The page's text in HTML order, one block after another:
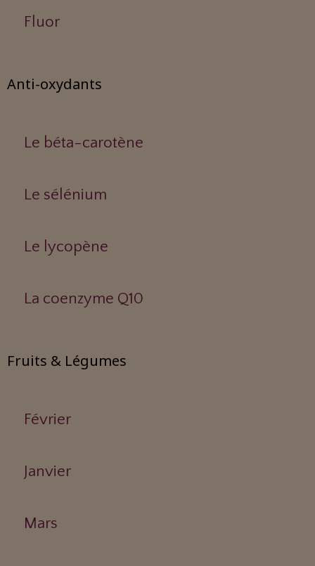
Fluor
Anti-oxydants
Le béta-carotène
Le sélénium
Le lycopène
La coenzyme Q10
Fruits & Légumes
Février
Janvier
Mars